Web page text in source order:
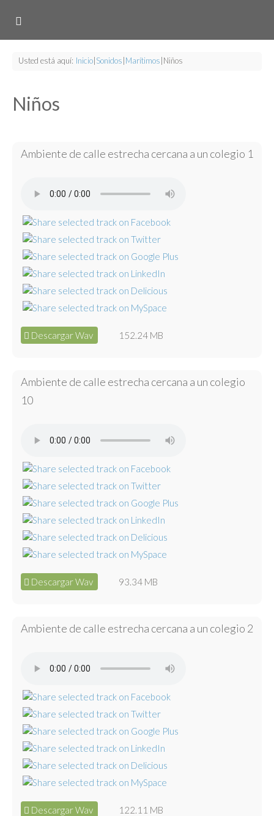
Usted está aquí: Inicio Sonidos Marítimos Niños
Niños
Ambiente de calle estrecha cercana a un colegio 1
Descargar Wav 152.24 MB
Ambiente de calle estrecha cercana a un colegio
10
Descargar Wav 93.34 MB
Ambiente de calle estrecha cercana a un colegio 2
Descargar Wav 122.11 MB